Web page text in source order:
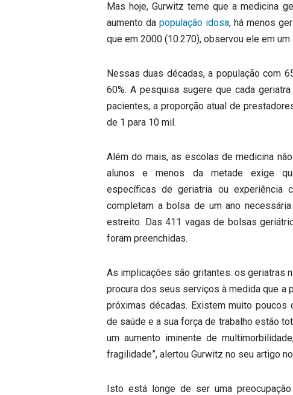
Mas hoje, Gurwitz teme que a medicina
aumento da população idosa, há menos
que em 2000 (10.270), observou ele em
Nessas duas décadas, a população com
60%. A pesquisa sugere que cada
pacientes; a proporção atual de
de 1 para 10 mil.
Além do mais, as escolas de medicina
alunos e menos da metade exige
específicas de geriatria ou experiência
completam a bolsa de um ano
estreito. Das 411 vagas de bolsas
foram preenchidas.
As implicações são gritantes: os geriatras
procura dos seus serviços à medida que a
próximas décadas. Existem muito
de saúde e a sua força de trabalho estão
um aumento iminente de
fragilidade”, alertou Gurwitz no seu artigo
Isto está longe de ser uma